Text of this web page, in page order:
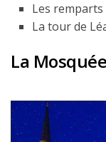
Les
La tour de
La